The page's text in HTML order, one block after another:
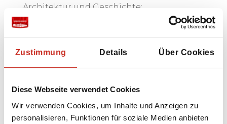
Zustimmung Details Über Cookies
Diese Webseite verwendet Cookies
Wir verwenden Cookies, um Inhalte und Anzeigen zu
personalisieren, Funktionen für soziale Medien anbieten
Architektur und Geschichte;
Entdecken Sie die lokale Küche bei einem
Abendessen bei den Menschen zu Hause.